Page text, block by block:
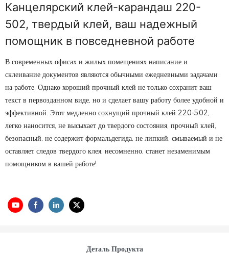
Канцелярский клей-карандаш 220-
502, твердый клей, ваш надежный
помощник в повседневной работе
В современных офисах и жилых помещениях написание и
склеивание документов являются обычными ежедневными задачами
на работе. Однако хороший прочный клей не только сохранит ваш
текст в первозданном виде, но и сделает вашу работу более удобной и
эффективной. Этот медленно сохнущий прочный клей 220-502,
легко наносится, не высыхает до твердого состояния, прочный клей,
безопасный, не содержит формальдегида, не липкий, смываемый и не
оставляет следов твердого клея, несомненно, станет незаменимым
помощником в вашей работе!
Деталь Продукта